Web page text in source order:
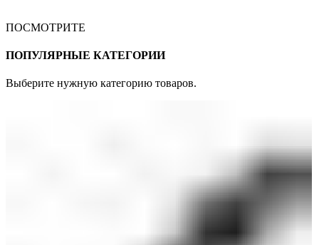
ПОСМОТРИТЕ
ПОПУЛЯРНЫЕ КАТЕГОРИИ
Выберите нужную категорию товаров.